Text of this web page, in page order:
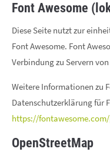
Font Awesome
Diese Seite nutzt zur
Font Awesome. Font
Verbindung zu Servern
Weitere Informationen zu
Datenschutzerklärung für
https://
OpenStreetMap